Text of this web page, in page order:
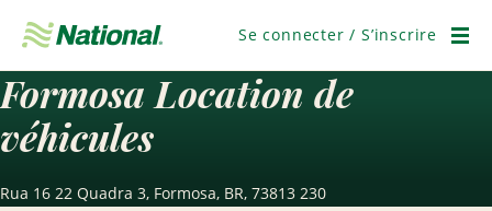
navigation
Se connecter / S’inscrire
Formosa Location de
véhicules
Rua 16 22 Quadra 3, Formosa, BR, 73813 230